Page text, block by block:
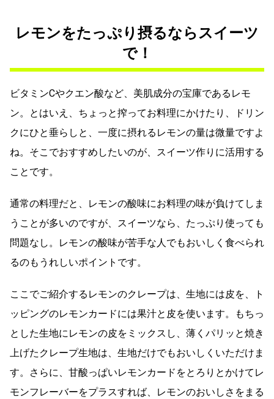
レモンをたっぷり摂るならスイーツ
で！
ビタミンCやクエン酸など、美肌成分の宝庫であるレモ
ン。とはいえ、ちょっと搾ってお料理にかけたり、ドリン
クにひと垂らしと、一度に摂れるレモンの量は微量ですよ
ね。そこでおすすめしたいのが、スイーツ作りに活用する
ことです。
通常の料理だと、レモンの酸味にお料理の味が負けてしま
うことが多いのですが、スイーツなら、たっぷり使っても
問題なし。レモンの酸味が苦手な人でもおいしく食べられ
るのもうれしいポイントです。
ここでご紹介するレモンのクレープは、生地には皮を、ト
ッピングのレモンカードには果汁と皮を使います。もちっ
とした生地にレモンの皮をミックスし、薄くパリッと焼き
上げたクレープ生地は、生地だけでもおいしくいただけま
す。さらに、甘酸っぱいレモンカードをとろりとかけてレ
モンフレーバーをプラスすれば、レモンのおいしさをまる